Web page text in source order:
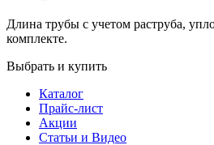
Длина трубы с учетом раструба,
комплекте.
Выбрать и купить
Каталог
Прайс-лист
Акции
Статьи и Видео